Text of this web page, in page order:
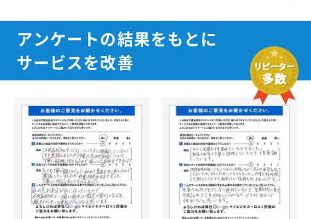
アンケートの結果をもとに
サービスを改善